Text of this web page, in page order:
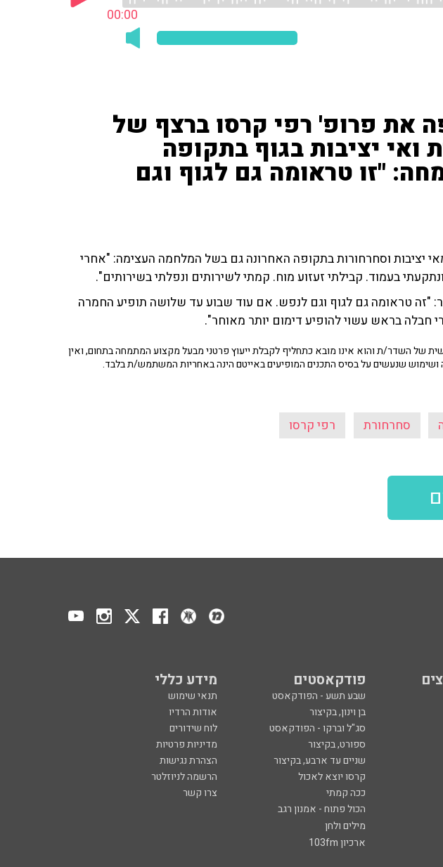
00:00
את פרופ' רפי קרסו ברצף של
ואי יציבות בגוף בתקופה
"זו טראומה גם לגוף וגם
יציבות וסחרחורות בתקופה האחרונה גם בשל המלחמה העצימה: "אחרי
בעמוד. קבילתי זעזוע מוח. קמתי לשירותים ונפלתי בשירותים".
"זה טראומה גם לגוף וגם לנפש. אם עוד שבוע עד שלושה תופיע החמרה
חבלה בראש עשוי להופיע דימום יותר מאוחר".
של השדר/ת והוא אינו מובא כתחליף לקבלת ייעוץ פרטני מבעל מקצוע המתמחה בתחום, ואין
ושימוש שנעשים על בסיס התכנים המופיעים באייטם הינה באחריות המשתמש/ת בלבד.
סחרחורת רפי קרסו
פודקאסטים מידע כללי
שבע תשע - הפודקאסט
תנאי שימוש
בן וינון, בקיצור
אודות הרדיו
סג"ל וברקו - הפודקאסט
לוח שידורים
ספורט, בקיצור
מדיניות פרטיות
שניים עד ארבע, בקיצור
הצהרת נגישות
קרסו יוצא לאכול
הרשמה לניוזלטר
ככה קמתי
צרו קשר
הכול פתוח - אמנון רגב
מילים ולחן
ארכיון 103fm